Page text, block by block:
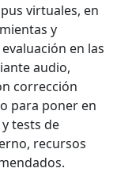
virtuales, en
y
en las
audio,
corrección
para poner en
tests de
recursos